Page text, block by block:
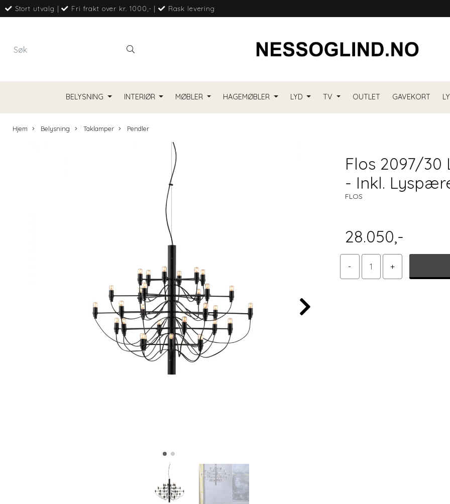
Stort utvalg | Fri frakt over kr. 1000,- | Rask levering
BELYSNING INTERIØR MØBLER HAGEMØBLER LYD TV OUTLET GAVEKORT
Hjem Belysning Taklamper Pendler
Flos 2097/30
- Inkl.
FLOS
28.050,-